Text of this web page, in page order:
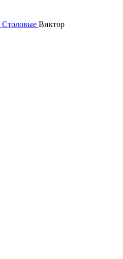
Столовые Виктор